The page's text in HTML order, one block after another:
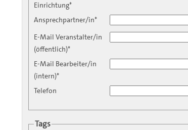
Einrichtung*
Ansprechpartner/in*
E-Mail Veranstalter/in
(öffentlich)*
E-Mail Bearbeiter/in
(intern)*
Telefon
Tags